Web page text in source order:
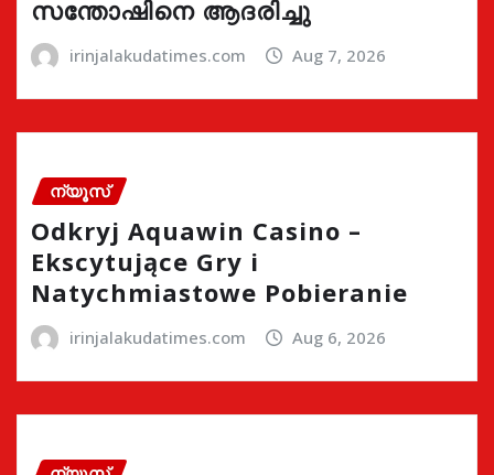
സന്തോഷിനെ ആദരിച്ചു
irinjalakudatimes.com Aug 7, 2026
ന്യൂസ്
Odkryj Aquawin Casino –
Ekscytujące Gry i
Natychmiastowe Pobieranie
irinjalakudatimes.com Aug 6, 2026